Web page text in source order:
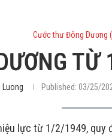
Cước thư Đông Dương
Luong Published: 03/25/
lực từ 1/2/1949,